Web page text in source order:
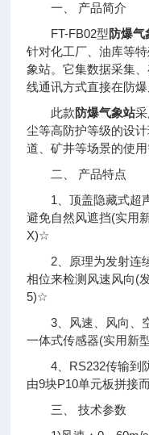
一、 产品简介
FT-FB02型防爆气
针对化工厂、油库等
象站。它集数据采集
线通讯方式直接在防爆
此款防爆气象站
尘等高防护等级的设
道、矿井等场景的使用
二、 产品特点
1、顶盖隐藏式超
避免自然风遮挡(实用
X)☆
2、原理为发射连
相位来检测风速风向(
5)☆
3、风速、风向、
一体式传感器(实用新
4、RS232传输到
由9块P10单元板拼接
三、 技术参数